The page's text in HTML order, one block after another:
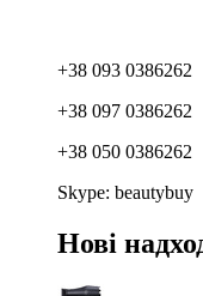
+38 093 0386262
+38 097 0386262
+38 050 0386262
Skype: beautybuy
Нові